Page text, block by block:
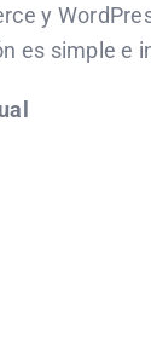
y
es simple e